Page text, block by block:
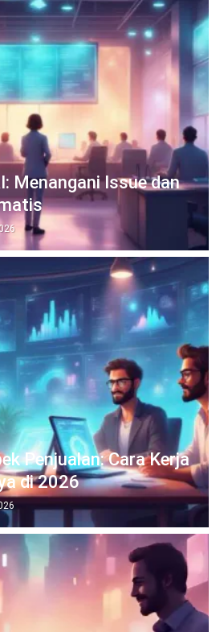
Optimalkan
Pelanggan
Lebih Mudah
HashMicro
komitmen. Dapatkan solusi terbaik
yang lebih efisien.
Konsultasi
Coba Gratis